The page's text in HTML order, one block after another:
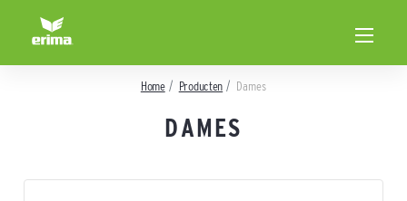
Home Producten Dames
DAMES